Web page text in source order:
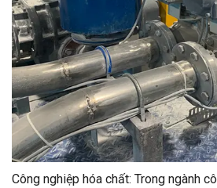
Công nghiệp hóa chất: Trong ngành